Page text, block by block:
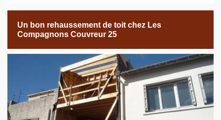
Un bon rehaussement de toit chez Les
Compagnons Couvreur 25